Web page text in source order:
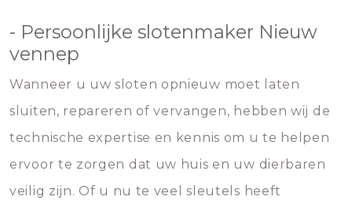
- Persoonlijke slotenmaker Nieuw
vennep
Wanneer u uw sloten opnieuw moet laten
sluiten, repareren of vervangen, hebben wij de
technische expertise en kennis om u te helpen
ervoor te zorgen dat uw huis en uw dierbaren
veilig zijn. Of u nu te veel sleutels heeft